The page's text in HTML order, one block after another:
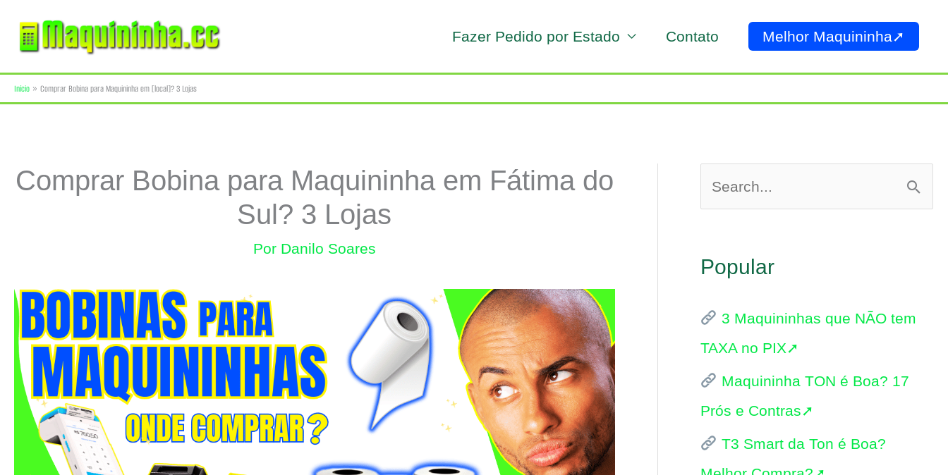
para
conteúdo
Fazer Pedido por Estado Contato Melhor Maquininha➚
Início Comprar Bobina para Maquininha em [local]? 3 Lojas
Comprar Bobina para Maquininha em Fátima do
Sul? 3 Lojas
Por Danilo Soares
e
q
i
s
a
r
p
Popular
3 Maquininhas que NÃO tem
TAXA no PIX➚
Maquininha TON é Boa? 17
Prós e Contras➚
T3 Smart da Ton é Boa?